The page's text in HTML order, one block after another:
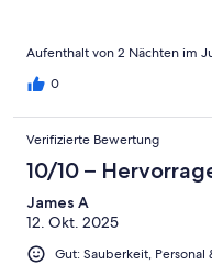
Aufenthalt von 2 Nächten im
0
Verifizierte Bewertung
10/10 –
James A
12. Okt. 2025
Gut: Sauberkeit,